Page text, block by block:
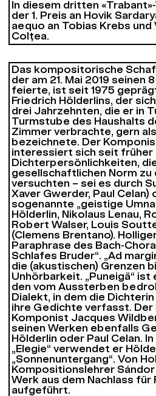
In diesem dritten
der 1. Preis an Hovik
aequo an Tobias Krebs
Colțea.
Das kompositorische
der am 21. Mai 2019 seinen
feierte, ist seit 1975
Friedrich Hölderlins, der
drei Jahrzehnten, die er in
Turmstube des Haushalts
Zimmer verbrachte, gern als
bezeichnete. Der
interessiert sich seit früher
Dichterpersönlichkeiten,
gesellschaftlichen Norm zu
versuchten – sei es durch
Xaver Gwerder, Paul Celan)
sogenannte „geistige
Hölderlin, Nikolaus Lenau,
Robert Walser, Louis
(Clemens Brentano).
Paraphrase des Bach-
Schlafes Bruder“. „Ad
die (akustischen) Grenzen
Unhörbarkeit. „ Puneigä“ ist
den vom Aussterben
Dialekt, in dem die
ihre Gedichte verfasst. Der
Komponist Jacques
seinen Werken ebenfalls
Hölderlin oder Paul Celan.
„ Elegie“ verwendet er
„Sonnenuntergang“. Von
Kompositionslehrer
Werk aus dem Nachlass
aufgeführt.